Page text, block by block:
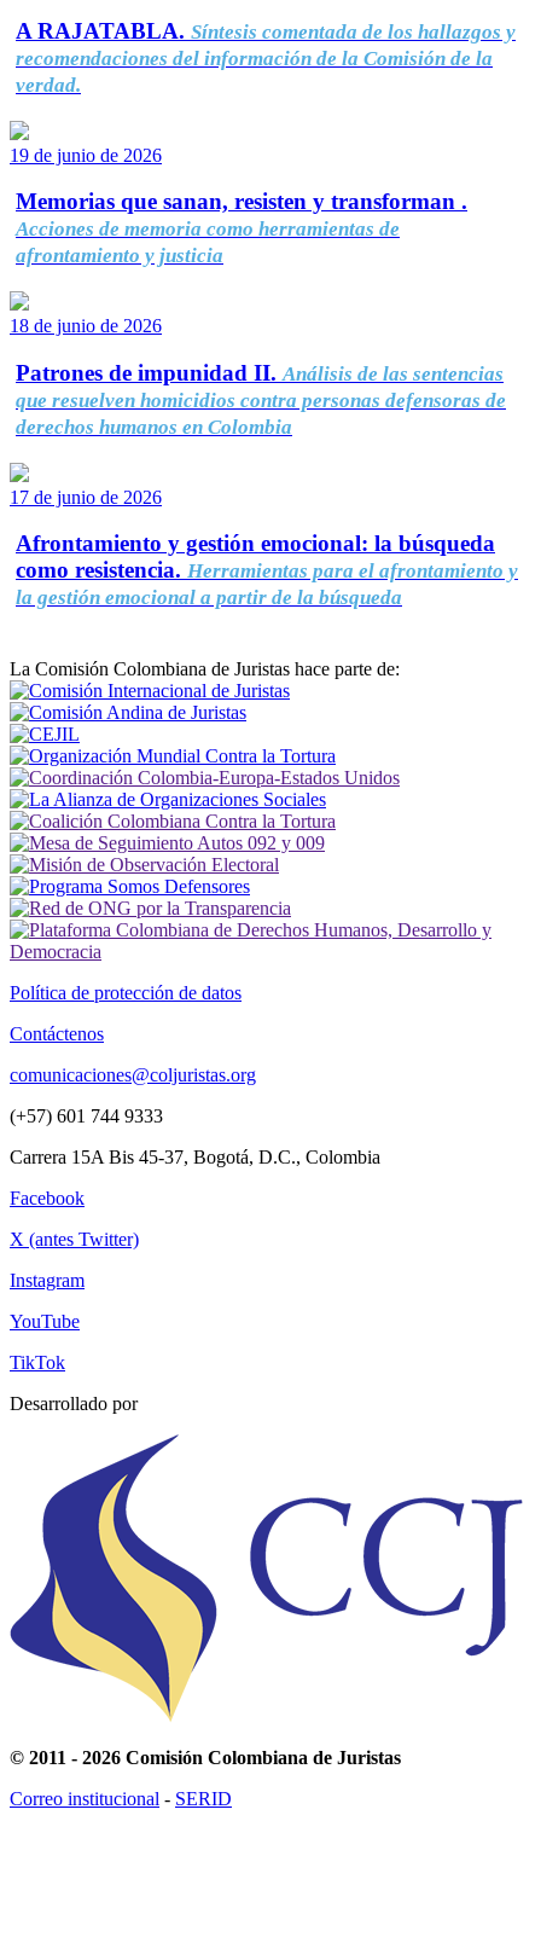
A RAJATABLA. Síntesis comentada de los hallazgos y
recomendaciones del información de la Comisión de la
verdad.
19 de junio de 2026
Memorias que sanan, resisten y transforman .
Acciones de memoria como herramientas de
afrontamiento y justicia
18 de junio de 2026
Patrones de impunidad II. Análisis de las sentencias
que resuelven homicidios contra personas defensoras de
derechos humanos en Colombia
17 de junio de 2026
Afrontamiento y gestión emocional: la búsqueda
como resistencia. Herramientas para el afrontamiento y
la gestión emocional a partir de la búsqueda
La Comisión Colombiana de Juristas hace parte de:
Política de protección de datos
Contáctenos
comunicaciones@coljuristas.org
(+57) 601 744 9333
Carrera 15A Bis 45-37, Bogotá, D.C., Colombia
Facebook
X (antes Twitter)
Instagram
YouTube
TikTok
Desarrollado por
© 2011 - 2026 Comisión Colombiana de Juristas
Correo institucional - SERID